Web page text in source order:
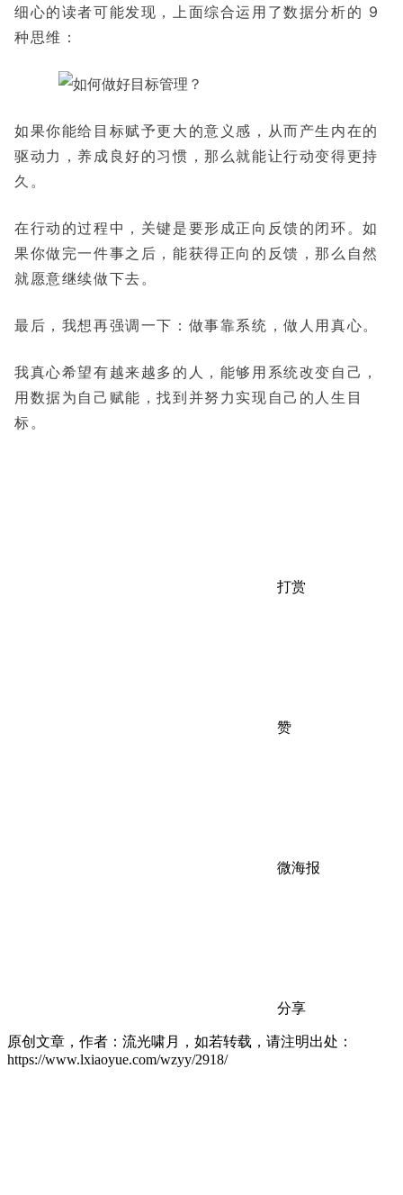
细心的读者可能发现，上面综合运用了数据分析的 9
种思维：
如果你能给目标赋予更大的意义感，从而产生内在的
驱动力，养成良好的习惯，那么就能让行动变得更持
久。
在行动的过程中，关键是要形成正向反馈的闭环。如
果你做完一件事之后，能获得正向的反馈，那么自然
就愿意继续做下去。
最后，我想再强调一下：做事靠系统，做人用真心。
我真心希望有越来越多的人，能够用系统改变自己，
用数据为自己赋能，找到并努力实现自己的人生目
标。
打赏
赞
微海报
分享
原创文章，作者：流光啸月，如若转载，请注明出处：
https://www.lxiaoyue.com/wzyy/2918/